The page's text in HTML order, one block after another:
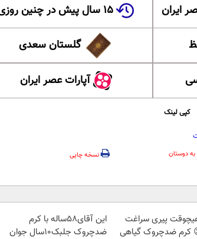
ایران ۱۵ سال پیش در چنین روزی
گلستان سعدی
آپارات عصر ایران
کپی لینک
به دوستان نسخه چاپی
پیری سراغت
کرم ضدچروک گیاهی
این آقای58ساله با کرم
ضدچروک جلبک10سال جوان